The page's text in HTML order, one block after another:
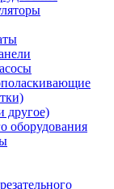
оборудования